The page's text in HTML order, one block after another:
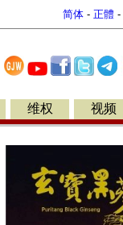
简体 - 正體 -
维权 视频